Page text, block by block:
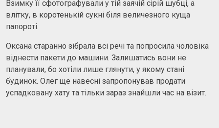
Взимку її сфотографували у тій заячій сірій шубці, а
влітку, в коротенькій сукні біля величезного куща
папороті.
Оксана старанно зібрала всі речі та попросила чоловіка
віднести пакети до машини. Залишатись вони не
планували, бо хотіли лише глянути, у якому стані
будинок. Олег ще навесні запропонував продати
успадковану хату та тільки зараз знайшли час на візит.